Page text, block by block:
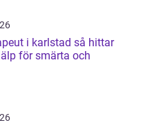
i karlstad så hittar
för smärta och